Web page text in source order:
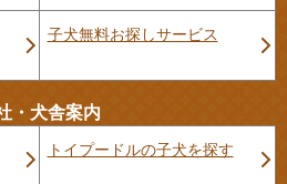
子犬無料お探しサービス
・犬舎案内
トイプードルの子犬を探す